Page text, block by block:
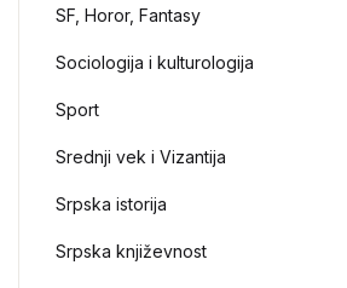
SF, Horor, Fantasy
Sociologija i kulturologija
Sport
Srednji vek i Vizantija
Srpska istorija
Srpska književnost